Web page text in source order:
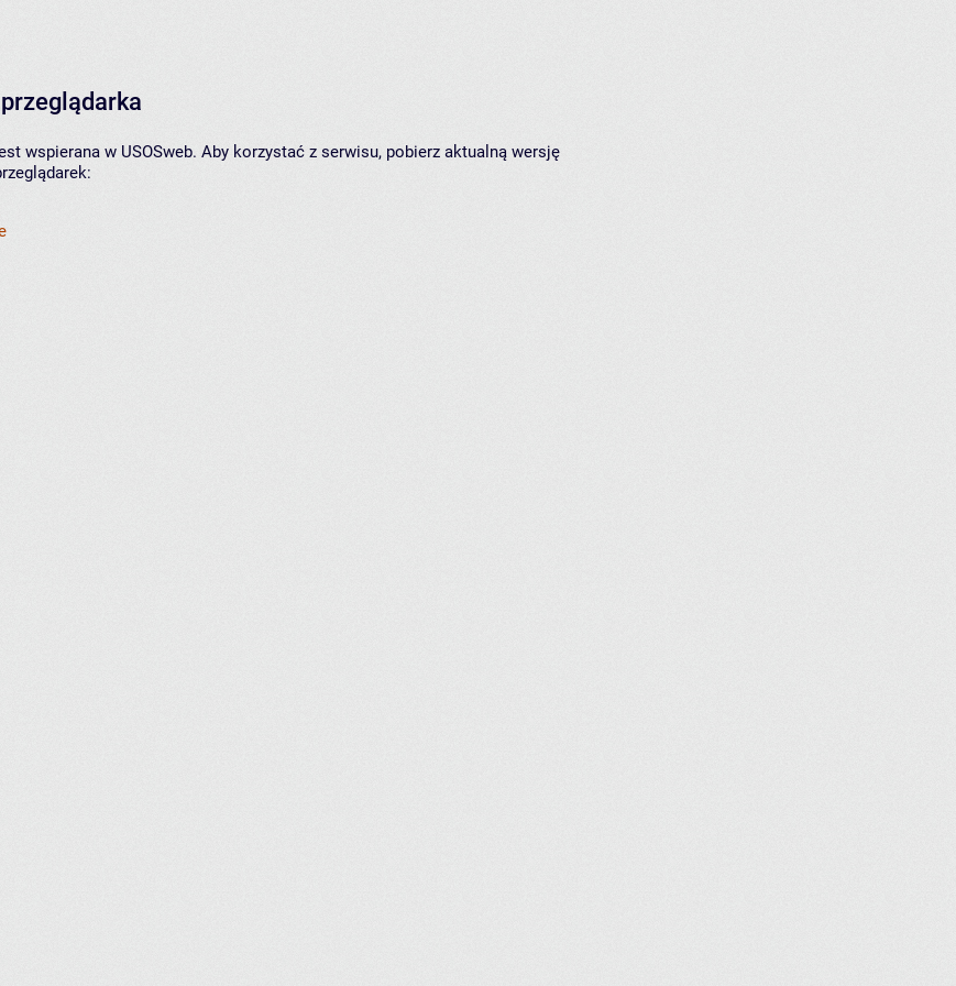
wspierana w USOSweb. Aby korzystać z serwisu, pobierz aktualną wersję